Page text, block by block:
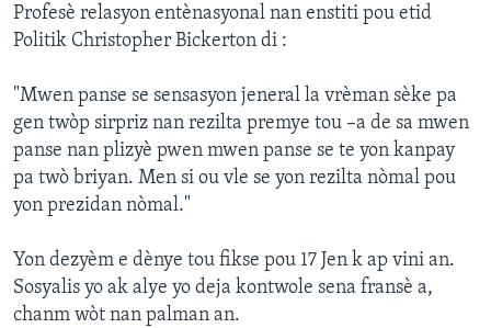
Profesè relasyon entènasyonal nan enstiti pou etid
Politik Christopher Bickerton di :
"Mwen panse se sensasyon jeneral la vrèman sèke pa
gen twòp sirpriz nan rezilta premye tou –a de sa mwen
panse nan plizyè pwen mwen panse se te yon kanpay
pa twò briyan. Men si ou vle se yon rezilta nòmal pou
yon prezidan nòmal."
Yon dezyèm e dènye tou fikse pou 17 Jen k ap vini an.
Sosyalis yo ak alye yo deja kontwole sena fransè a,
chanm wòt nan palman an.